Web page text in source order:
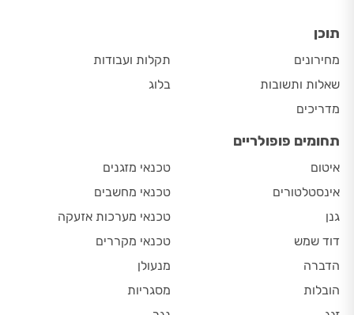
תוכן
מחירונים
שאלות ותשובות
מדריכים
תקלות ועבודות
בלוג
תחומים פופולריים
איטום
אינסטלטורים
גנן
דוד שמש
הדברה
הובלות
טכנאי מזגנים
טכנאי מחשבים
טכנאי מערכות אזעקה
טכנאי מקררים
מנעולן
מסגריות